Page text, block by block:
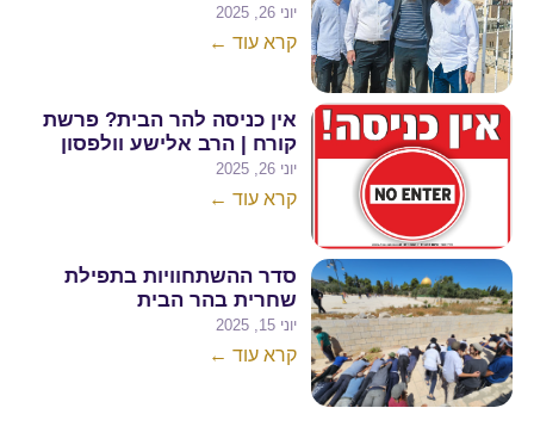
יוני 26, 2025
קרא עוד ←
אין כניסה להר הבית? פרשת
קורח | הרב אלישע וולפסון
קרא עוד ←
סדר ההשתחוויות בתפילת
שחרית בהר הבית
יוני 15, 2025
קרא עוד ←